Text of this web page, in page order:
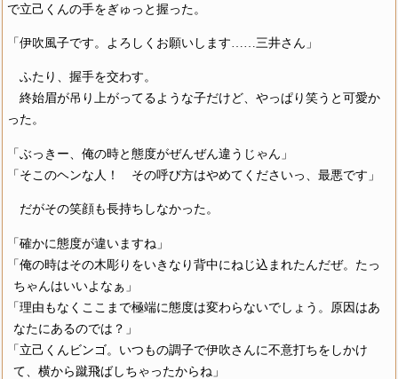
で立己くんの手をぎゅっと握った。
「伊吹風子です。よろしくお願いします……三井さん」
ふたり、握手を交わす。
終始眉が吊り上がってるような子だけど、やっぱり笑うと可愛か
った。
「ぶっきー、俺の時と態度がぜんぜん違うじゃん」
「そこのヘンな人！ その呼び方はやめてくださいっ、最悪です」
だがその笑顔も長持ちしなかった。
「確かに態度が違いますね」
「俺の時はその木彫りをいきなり背中にねじ込まれたんだぜ。たっ
ちゃんはいいよなぁ」
「理由もなくここまで極端に態度は変わらないでしょう。原因はあ
なたにあるのでは？」
「立己くんビンゴ。いつもの調子で伊吹さんに不意打ちをしかけ
て、横から蹴飛ばしちゃったからね」